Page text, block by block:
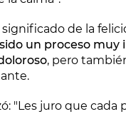
significado de la
un proceso muy
, pero
"Les juro que cada